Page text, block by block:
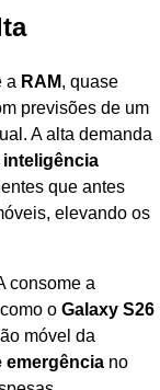
a RAM, quase
previsões de um
A alta demanda
inteligência
que antes
elevando os
consome a
como o Galaxy S26
móvel da
emergência no